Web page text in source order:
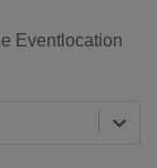
Eventlocation